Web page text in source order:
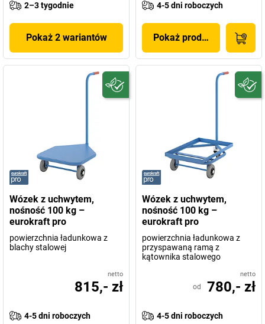
2–3 tygodnie
Pokaż 2 wariantów
4-5 dni roboczych
Pokaż produkt
Wózek z uchwytem,
nośność 100 kg –
eurokraft pro
powierzchnia ładunkowa z
blachy stalowej
netto
815,- zł
4-5 dni roboczych
Wózek z uchwytem,
nośność 100 kg –
eurokraft pro
powierzchnia ładunkowa z
przyspawaną ramą z
kątownika stalowego
netto
od 780,- zł
4-5 dni roboczych